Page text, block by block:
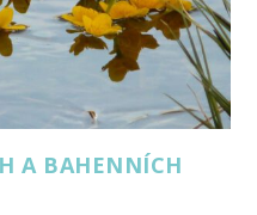
A BAHENNÍCH